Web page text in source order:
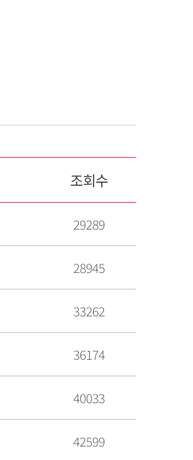
조회수
29289
28945
33262
36174
40033
42599